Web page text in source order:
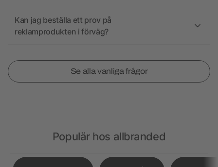
Kan jag beställa ett prov på
reklamprodukten i förväg?
Se alla vanliga frågor
Populär hos allbranded